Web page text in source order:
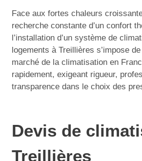
Face aux fortes chaleurs
recherche constante d’un confort
l’installation d’un système de
logements à Treillières s’impose
marché de la climatisation en
rapidement, exigeant rigueur,
transparence dans le choix des
Devis de
Treillières